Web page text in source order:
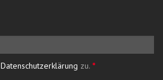
Datenschutzerklärung zu. *